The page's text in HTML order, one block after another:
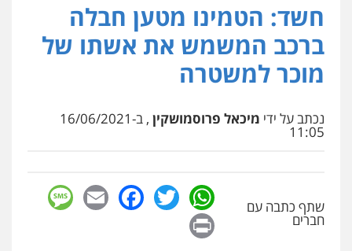
גל דהן – משרד עורך דין פלילי
פלילי פשיעה חמורה סמים מעצרים
וחקירות
0544723840
פלילי עורכי דין לענייני אסירים מעצרים
סמים רכוש
עדי כרמלי – חברת עו"ד
כלכלי עורכי דין לענייני אסירים
0525060666
חשד: הטמינו מטען חבלה
ברכב המשמש את אשתו של
מוכר למשטרה
נכתב על ידי מיכאל פרוסמושקין , ב-16/06/2021
11:05
שתף כתבה עם
חברים
WhatsApp
Twitter
Facebook
Email